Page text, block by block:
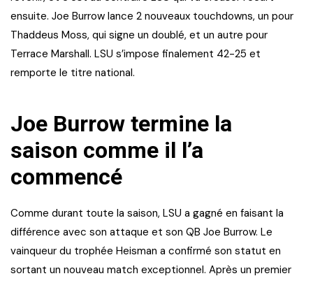
ensuite. Joe Burrow lance 2 nouveaux touchdowns, un pour
Thaddeus Moss, qui signe un doublé, et un autre pour
Terrace Marshall. LSU s’impose finalement 42-25 et
remporte le titre national.
Joe Burrow termine la
saison comme il l’a
commencé
Comme durant toute la saison, LSU a gagné en faisant la
différence avec son attaque et son QB Joe Burrow. Le
vainqueur du trophée Heisman a confirmé son statut en
sortant un nouveau match exceptionnel. Après un premier